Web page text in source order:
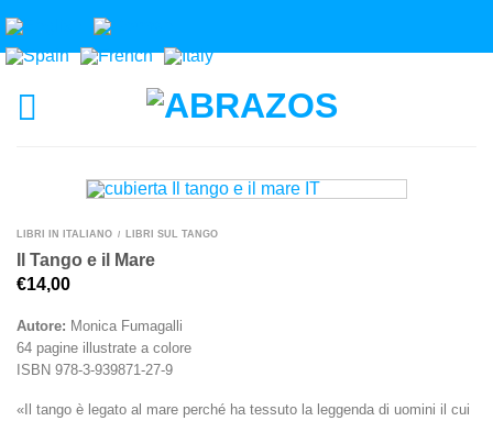
LIBRI IN ITALIANO / LIBRI SUL TANGO
Il Tango e il Mare
€14,00
Autore: Monica Fumagalli
64 pagine illustrate a colore
ISBN 978-3-939871-27-9
«Il tango è legato al mare perché ha tessuto la leggenda di uomini il cui